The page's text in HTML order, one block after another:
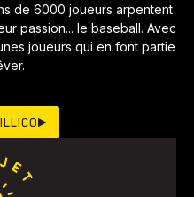
de 6000 joueurs arpentent
passion... le baseball. Avec
joueurs qui en font partie